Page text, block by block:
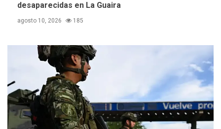
desaparecidas en La Guaira
agosto 10, 2026 185